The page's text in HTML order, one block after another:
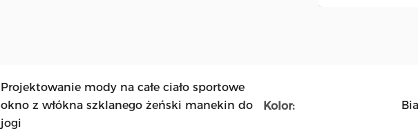
Projektowanie mody na całe ciało sportowe
okno z włókna szklanego żeński manekin do
jogi
Kolor: